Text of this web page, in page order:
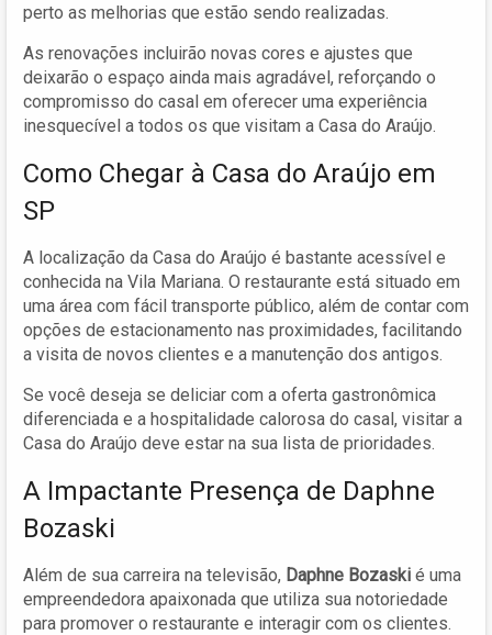
perto as melhorias que estão sendo realizadas.
As renovações incluirão novas cores e ajustes que
deixarão o espaço ainda mais agradável, reforçando o
compromisso do casal em oferecer uma experiência
inesquecível a todos os que visitam a Casa do Araújo.
Como Chegar à Casa do Araújo em
SP
A localização da Casa do Araújo é bastante acessível e
conhecida na Vila Mariana. O restaurante está situado em
uma área com fácil transporte público, além de contar com
opções de estacionamento nas proximidades, facilitando
a visita de novos clientes e a manutenção dos antigos.
Se você deseja se deliciar com a oferta gastronômica
diferenciada e a hospitalidade calorosa do casal, visitar a
Casa do Araújo deve estar na sua lista de prioridades.
A Impactante Presença de Daphne
Bozaski
Além de sua carreira na televisão, Daphne Bozaski é uma
empreendedora apaixonada que utiliza sua notoriedade
para promover o restaurante e interagir com os clientes.